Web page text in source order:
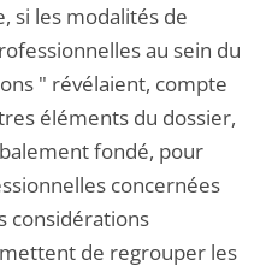
si les modalités de
au sein du
" révélaient, compte
éléments du dossier,
fondé, pour
concernées
considérations
de regrouper les